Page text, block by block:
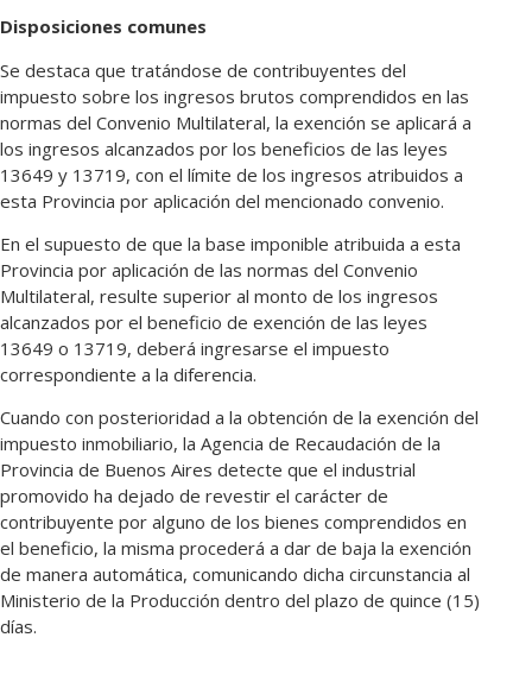
Disposiciones comunes
Se destaca que tratándose de contribuyentes del
impuesto sobre los ingresos brutos comprendidos en las
normas del Convenio Multilateral, la exención se aplicará a
los ingresos alcanzados por los beneficios de las leyes
13649 y 13719, con el límite de los ingresos atribuidos a
esta Provincia por aplicación del mencionado convenio.
En el supuesto de que la base imponible atribuida a esta
Provincia por aplicación de las normas del Convenio
Multilateral, resulte superior al monto de los ingresos
alcanzados por el beneficio de exención de las leyes
13649 o 13719, deberá ingresarse el impuesto
correspondiente a la diferencia.
Cuando con posterioridad a la obtención de la exención del
impuesto inmobiliario, la Agencia de Recaudación de la
Provincia de Buenos Aires detecte que el industrial
promovido ha dejado de revestir el carácter de
contribuyente por alguno de los bienes comprendidos en
el beneficio, la misma procederá a dar de baja la exención
de manera automática, comunicando dicha circunstancia al
Ministerio de la Producción dentro del plazo de quince (15)
días.